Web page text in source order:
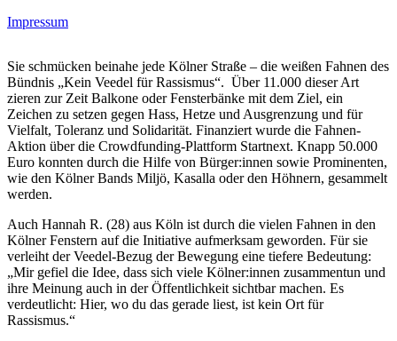
Impressum
Sie schmücken beinahe jede Kölner Straße – die weißen Fahnen des
Bündnis „Kein Veedel für Rassismus“. Über 11.000 dieser Art
zieren zur Zeit Balkone oder Fensterbänke mit dem Ziel, ein
Zeichen zu setzen gegen Hass, Hetze und Ausgrenzung und für
Vielfalt, Toleranz und Solidarität. Finanziert wurde die Fahnen-
Aktion über die Crowdfunding-Plattform Startnext. Knapp 50.000
Euro konnten durch die Hilfe von Bürger:innen sowie Prominenten,
wie den Kölner Bands Miljö, Kasalla oder den Höhnern, gesammelt
werden.
Auch Hannah R. (28) aus Köln ist durch die vielen Fahnen in den
Kölner Fenstern auf die Initiative aufmerksam geworden. Für sie
verleiht der Veedel-Bezug der Bewegung eine tiefere Bedeutung:
„Mir gefiel die Idee, dass sich viele Kölner:innen zusammentun und
ihre Meinung auch in der Öffentlichkeit sichtbar machen. Es
verdeutlicht: Hier, wo du das gerade liest, ist kein Ort für
Rassismus.“